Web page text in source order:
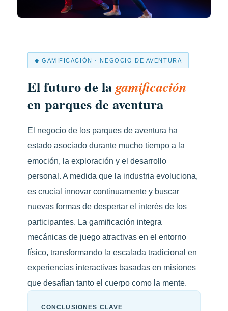
◆ GAMIFICACIÓN · NEGOCIO DE AVENTURA
El futuro de lagamificación
en parques de aventura
El negocio de los parques de aventura ha
estado asociado durante mucho tiempo a la
emoción, la exploración y el desarrollo
personal. A medida que la industria evoluciona,
es crucial innovar continuamente y buscar
nuevas formas de despertar el interés de los
participantes. La gamificación integra
mecánicas de juego atractivas en el entorno
físico, transformando la escalada tradicional en
experiencias interactivas basadas en misiones
que desafían tanto el cuerpo como la mente.
CONCLUSIONES CLAVE